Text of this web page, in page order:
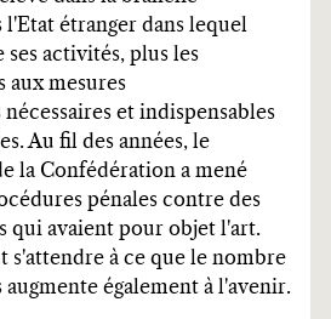
l'Etat étranger dans lequel
activités, plus les
aux mesures
et indispensables
Au fil des années, le
la Confédération a mené
pénales contre des
qui avaient pour objet l'art.
s'attendre à ce que le nombre
également à l'avenir.